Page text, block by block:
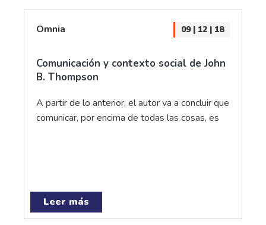
Omnia 09 | 12 | 18
Comunicación y contexto social de John
B. Thompson
A partir de lo anterior, el autor va a concluir que
comunicar, por encima de todas las cosas, es
Leer más